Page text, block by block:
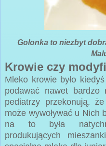
Golonka to niezbyt
Krowie czy
Mleko krowie było
podawać nawet bardzo
pediatrzy przekonują,
może wywoływać u Nich
na to była
produkujących